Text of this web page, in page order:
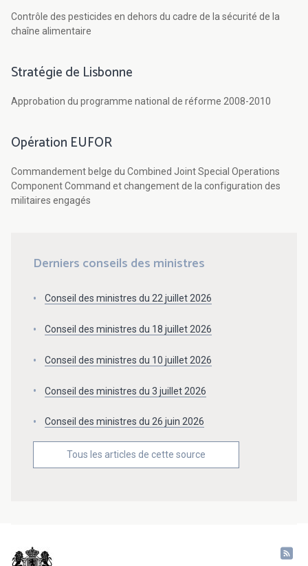
Contrôle des pesticides en dehors du cadre de la sécurité de la
chaîne alimentaire
Stratégie de Lisbonne
Approbation du programme national de réforme 2008-2010
Opération EUFOR
Commandement belge du Combined Joint Special Operations
Component Command et changement de la configuration des
militaires engagés
Derniers conseils des ministres
Conseil des ministres du 22 juillet 2026
Conseil des ministres du 18 juillet 2026
Conseil des ministres du 10 juillet 2026
Conseil des ministres du 3 juillet 2026
Conseil des ministres du 26 juin 2026
Tous les articles de cette source